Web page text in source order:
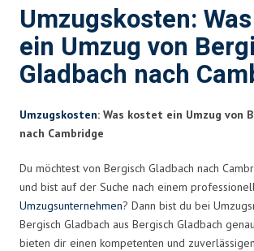
Umzugskosten:
ein Umzug von
Gladbach nach
Umzugskosten: Was kostet ein Umzug von
nach Cambridge
Du möchtest von Bergisch Gladbach nach
und bist auf der Suche nach einem
Umzugsunternehmen? Dann bist du bei
Bergisch Gladbach aus Bergisch Gladbach
bieten dir einen kompetenten und